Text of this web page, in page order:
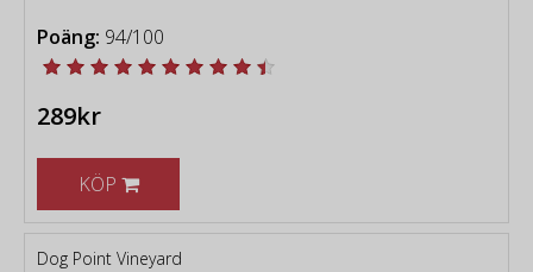
Poäng: 94/100
289kr
KÖP
Dog Point Vineyard